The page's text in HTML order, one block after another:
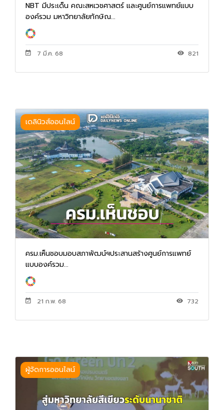
NBT มีประเด็น คณะสหเวชศาสตร์ และศูนย์การแพทย์แบบ
องค์รวม มหาวิทยาลัยทักษิณ...
7 มี.ค. 68 821
เดลินิวส์ออนไลน์
ครม.เห็นชอบมอบสภาพัฒน์ฯประสานสร้างศูนย์การแพทย์
แบบองค์รวม...
21 ก.พ. 68 732
ผู้จัดการออนไลน์